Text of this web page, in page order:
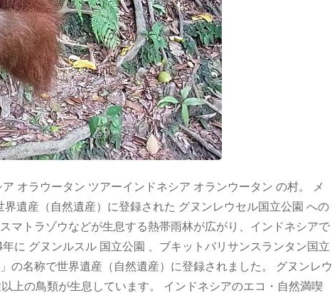
オラウータン ツアーインドネシア オランウータン の村。 メ
遺産（自然遺産）に登録された グヌンレウセル国立公園 への
マトラゾウなどが生息する熱帯雨林が広がり、インドネシアで
に グヌンルスル 国立公園 、ブキットバリサンスランタン国立
の名称で世界遺産（自然遺産）に登録されました。 グヌンレウ
上の鳥類が生息しています。 インドネシアのエコ・自然満喫